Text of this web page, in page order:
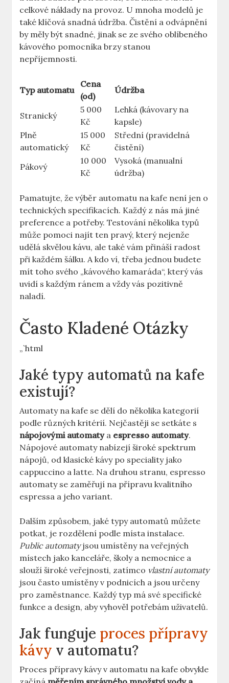
celkové⁢ náklady na provoz. ⁢U mnoha ‌modelů ‌je
také klíčová snadná ‍údržba. Čistění‍ a odvápnění
by měly být ​snadné,‌ jinak ​se ze svého oblíbeného
‍kávového pomocníka‌ brzy ⁣stanou
nepříjemnosti.
Typ automatu
Cena⁢
(od)
Údržba
Stranický
5 000
Kč
Lehká (kávovary na
‍kapsle)
Plně
automatický
15 000
⁤Kč
Střední (pravidelná
čistění)
Pákový
10 000
Kč
Vysoká‌ (manualní
údržba)
Pamatujte, že výběr automatu na kafe není jen ‍o
technických ​specifikacích. Každý z nás má ​jiné​
preference a potřeby. Testování několika ⁢typů
může pomoci najít ten ‌pravý, který ⁣nejenže
udělá skvělou kávu, ale také‍ vám⁤ přináší ‌radost
při každém šálku.⁣ A kdo ví, třeba jednou budete
mít ⁤toho svého „kávového‍ kamaráda“, ​který vás
uvidí s ‍každým ránem a vždy vás pozitivně
⁤naladí.
Často Kladené ‌Otázky
„`html
Jaké typy⁤ automatů na ⁤kafe
existují?
Automaty na‌ kafe se dělí do‍ několika‍ kategorií
podle⁤ různých kritérií. Nejčastěji se setkáte s
nápojovými automatya​ espresso automaty.
Nápojové automaty ⁣nabízejí široké ⁢spektrum
‍nápojů, ​od ‌klasické kávy ​po ⁢speciality jako
cappuccino a latte. Na druhou ⁢stranu, espresso
automaty se ⁤zaměřují na přípravu kvalitního
espressa ⁢a jeho variant.
Dalším způsobem,​ jaké typy​ automatů‌ můžete⁢
potkat, ⁤je rozdělení‍ podle místa‍ instalace.
Public‌ automatyjsou umístěny na ⁤veřejných
místech jako kanceláře, školy a⁢ nemocnice a
slouží široké veřejnosti, zatímco vlastní⁣ automaty
jsou často umístěny ⁣v ‍podnicích​ a ‌jsou určeny
pro zaměstnance. Každý⁤ typ má ‍své⁤ specifické
funkce a design, aby vyhověl potřebám⁣ uživatelů.
Jak funguje proces přípravy
kávy v automatu?
Proces přípravy kávy⁤ v automatu na kafe obvykle